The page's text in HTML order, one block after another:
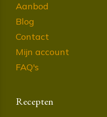
Aanbod
Blog
Contact
Mijn account
FAQ's
Recepten